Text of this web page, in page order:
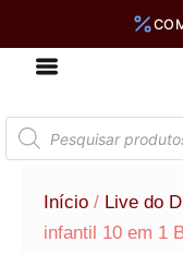
Pesquisar
produtos
Início / Live do
infantil 10 em 1